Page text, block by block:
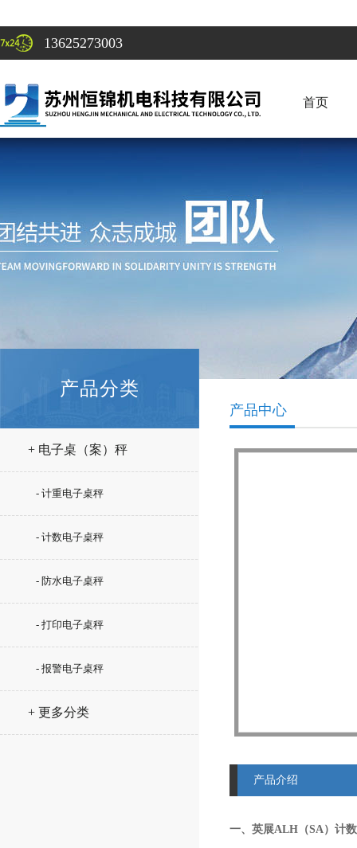
13625273003
首页
产品分类
+ 电子桌（案）秤
- 计重电子桌秤
- 计数电子桌秤
- 防水电子桌秤
- 打印电子桌秤
- 报警电子桌秤
+ 更多分类
产品中心
产品介绍
一、英展ALH（SA）计